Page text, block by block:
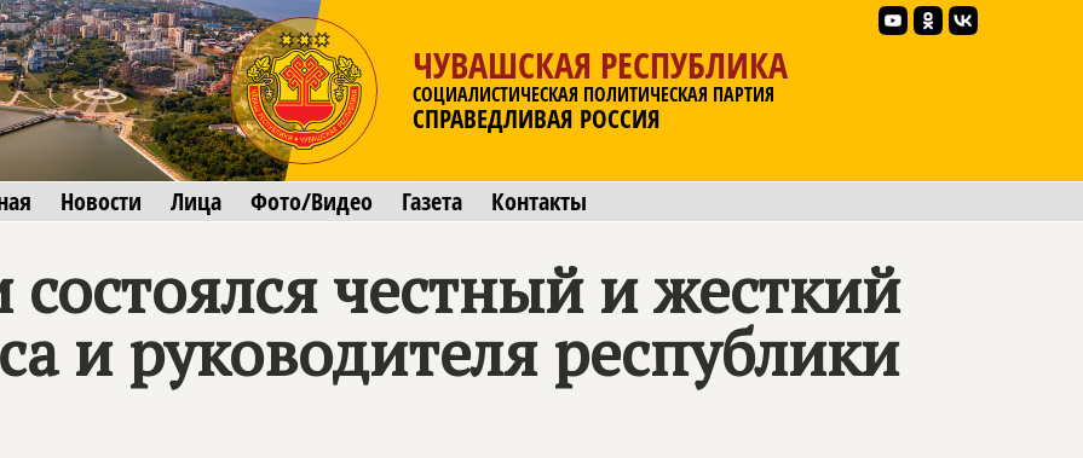
ЧУВАШСКАЯ РЕСПУБЛИКА
СОЦИАЛИСТИЧЕСКАЯ ПОЛИТИЧЕСКАЯ ПАРТИЯ
СПРАВЕДЛИВАЯ РОССИЯ
Новости Лица Фото/Видео Газета Контакты
честный и жесткий
и руководителя республики